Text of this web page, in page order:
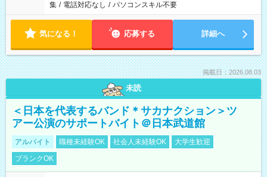
集 / 電話対応なし / パソコンスキル不要
気になる！ 応募する 詳細へ
掲載日：2026.08.03
未読
＜日本を代表するバンド＊サカナクション＞ツ
アー公演のサポートバイト＠日本武道館
アルバイト 職種未経験OK 社会人未経験OK
大学生歓迎
ブランクOK